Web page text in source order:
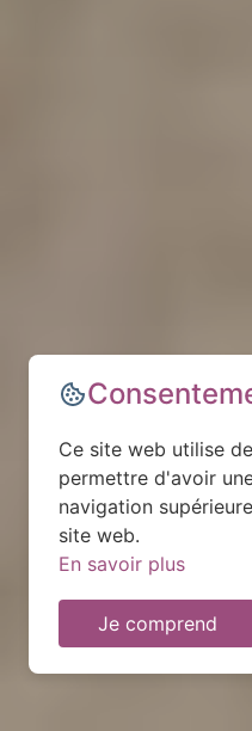
Ce site web utilise
permettre d'avoir
navigation
site web.
En savoir plus
Je comprend